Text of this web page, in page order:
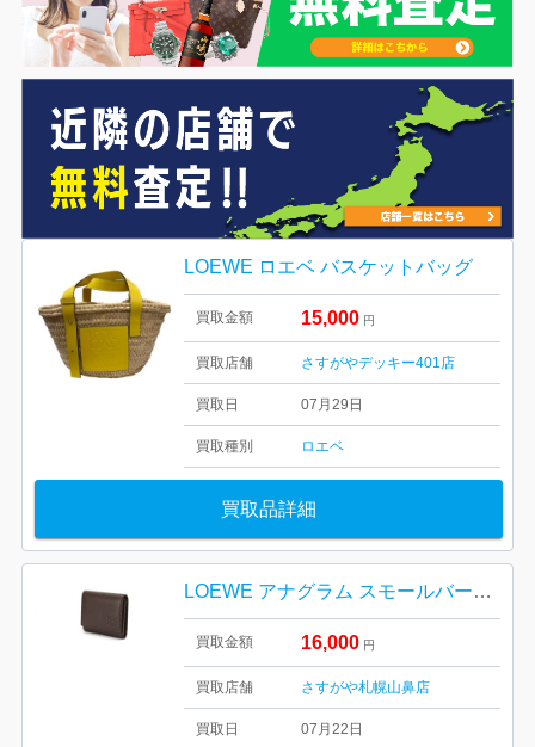
LOEWE ロエベ バスケットバッグ
買取金額 15,000 円
買取店舗 さすがやデッキー401店
買取日 07月29日
買取種別 ロエベ
買取品詳細
LOEWE アナグラム スモールバーティカルウォレット レザー 三つ折り財布
買取金額 16,000 円
買取店舗 さすがや札幌山鼻店
買取日 07月22日